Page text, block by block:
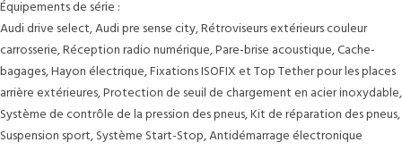
Équipements de série :
Audi drive select, Audi pre sense city, Rétroviseurs extérieurs couleur
carrosserie, Réception radio numérique, Pare-brise acoustique, Cache-
bagages, Hayon électrique, Fixations ISOFIX et Top Tether pour les places
arrière extérieures, Protection de seuil de chargement en acier inoxydable,
Système de contrôle de la pression des pneus, Kit de réparation des pneus,
Suspension sport, Système Start-Stop, Antidémarrage électronique